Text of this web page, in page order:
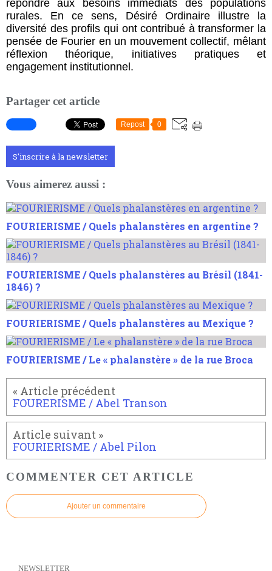
répondre aux besoins immédiats des populations
rurales. En ce sens, Désiré Ordinaire illustre la
diversité des profils qui ont contribué à transformer la
pensée de Fourier en un mouvement collectif, mêlant
réflexion théorique, initiatives pratiques et
engagement institutionnel.
Partager cet article
Repost 0
S'inscrire à la newsletter
Vous aimerez aussi :
FOURIERISME / Quels phalanstères en argentine ?
FOURIERISME / Quels phalanstères au Brésil (1841-
1846) ?
FOURIERISME / Quels phalanstères au Mexique ?
FOURIERISME / Le « phalanstère » de la rue Broca
FOURERISME / Abel Transon
FOURIERISME / Abel Pilon
COMMENTER CET ARTICLE
Ajouter un commentaire
NEWSLETTER